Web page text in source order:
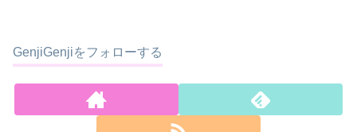
GenjiGenjiをフォローする